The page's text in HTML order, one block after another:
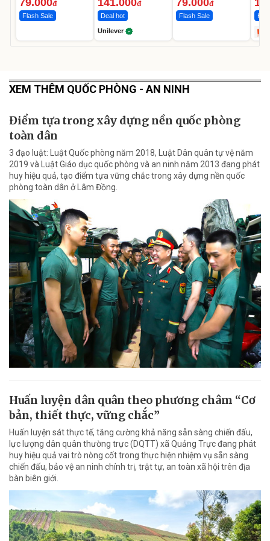
79.000đ
Flash Sale
141.000đ
Deal hot
Unilever
79.000đ
Flash Sale Hot
XEM THÊM QUỐC PHÒNG - AN NINH
Điểm tựa trong xây dựng nền quốc phòng
toàn dân
3 đạo luật: Luật Quốc phòng năm 2018, Luật Dân quân tự vệ năm
2019 và Luật Giáo dục quốc phòng và an ninh năm 2013 đang phát
huy hiệu quả, tạo điểm tựa vững chắc trong xây dựng nền quốc
phòng toàn dân ở Lâm Đồng.
Huấn luyện dân quân theo phương châm “Cơ
bản, thiết thực, vững chắc”
Huấn luyện sát thực tế, tăng cường khả năng sẵn sàng chiến đấu,
lực lượng dân quân thường trực (DQTT) xã Quảng Trực đang phát
huy hiệu quả vai trò nòng cốt trong thực hiện nhiệm vụ sẵn sàng
chiến đấu, bảo vệ an ninh chính trị, trật tự, an toàn xã hội trên địa
bàn biên giới.